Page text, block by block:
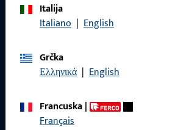
Nazovite nas
Italija
Italiano | English
Grčka
Ελληνικά | English
Francuska|
Français
Impressum